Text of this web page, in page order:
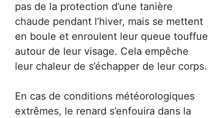
pas de la protection d’une tanière
chaude pendant l’hiver, mais se mettent
en boule et enroulent leur queue touffue
autour de leur visage. Cela empêche
leur chaleur de s’échapper de leur corps.
En cas de conditions météorologiques
extrêmes, le renard s’enfouira dans la